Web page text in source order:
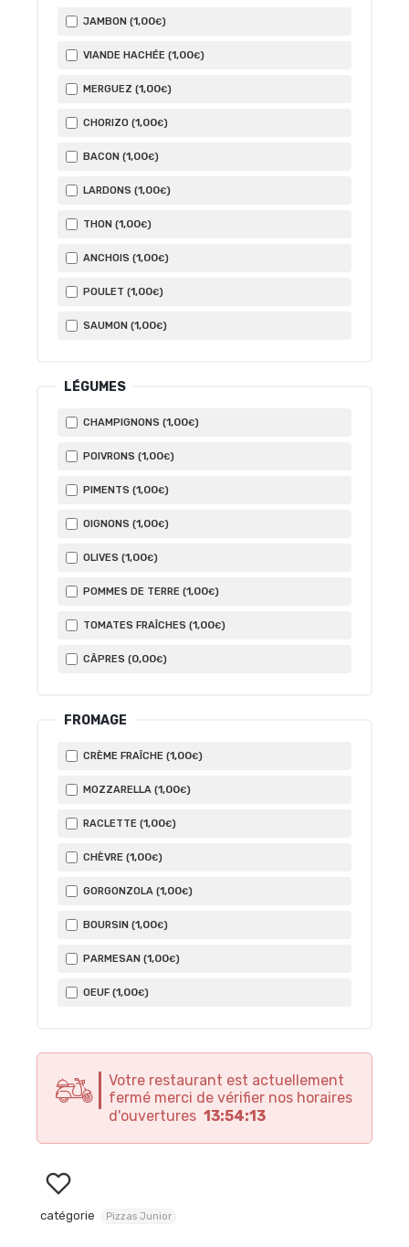
JAMBON (1,00€)
VIANDE HACHÉE (1,00€)
MERGUEZ (1,00€)
CHORIZO (1,00€)
BACON (1,00€)
LARDONS (1,00€)
THON (1,00€)
ANCHOIS (1,00€)
POULET (1,00€)
SAUMON (1,00€)
LÉGUMES
CHAMPIGNONS (1,00€)
POIVRONS (1,00€)
PIMENTS (1,00€)
OIGNONS (1,00€)
OLIVES (1,00€)
POMMES DE TERRE (1,00€)
TOMATES FRAÎCHES (1,00€)
CÂPRES (0,00€)
FROMAGE
CRÈME FRAÎCHE (1,00€)
MOZZARELLA (1,00€)
RACLETTE (1,00€)
CHÈVRE (1,00€)
GORGONZOLA (1,00€)
BOURSIN (1,00€)
PARMESAN (1,00€)
OEUF (1,00€)
Votre restaurant est actuellement
fermé merci de vérifier nos horaires
d'ouvertures 13:54:13
catégorie Pizzas Junior